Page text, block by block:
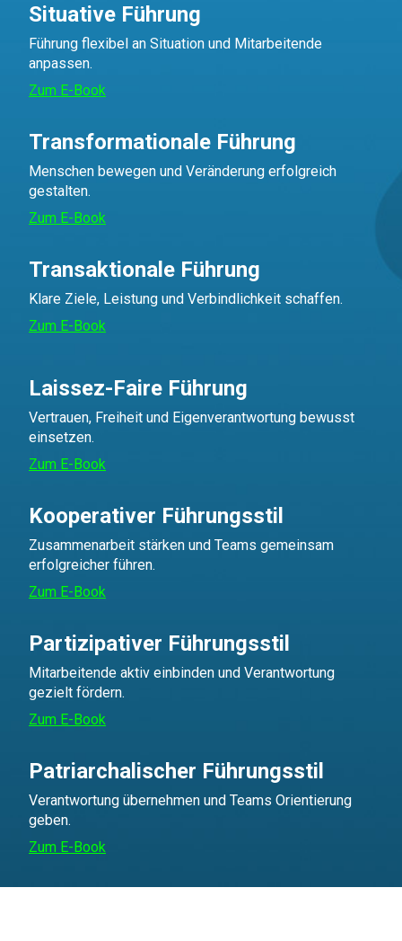
Situative Führung
Führung flexibel an Situation und Mitarbeitende
anpassen.
Zum E-Book
Transformationale Führung
Menschen bewegen und Veränderung erfolgreich
gestalten.
Zum E-Book
Transaktionale Führung
Klare Ziele, Leistung und Verbindlichkeit schaffen.
Zum E-Book
Laissez-Faire Führung
Vertrauen, Freiheit und Eigenverantwortung bewusst
einsetzen.
Zum E-Book
Kooperativer Führungsstil
Zusammenarbeit stärken und Teams gemeinsam
erfolgreicher führen.
Zum E-Book
Partizipativer Führungsstil
Mitarbeitende aktiv einbinden und Verantwortung
gezielt fördern.
Zum E-Book
Patriarchalischer Führungsstil
Verantwortung übernehmen und Teams Orientierung
geben.
Zum E-Book